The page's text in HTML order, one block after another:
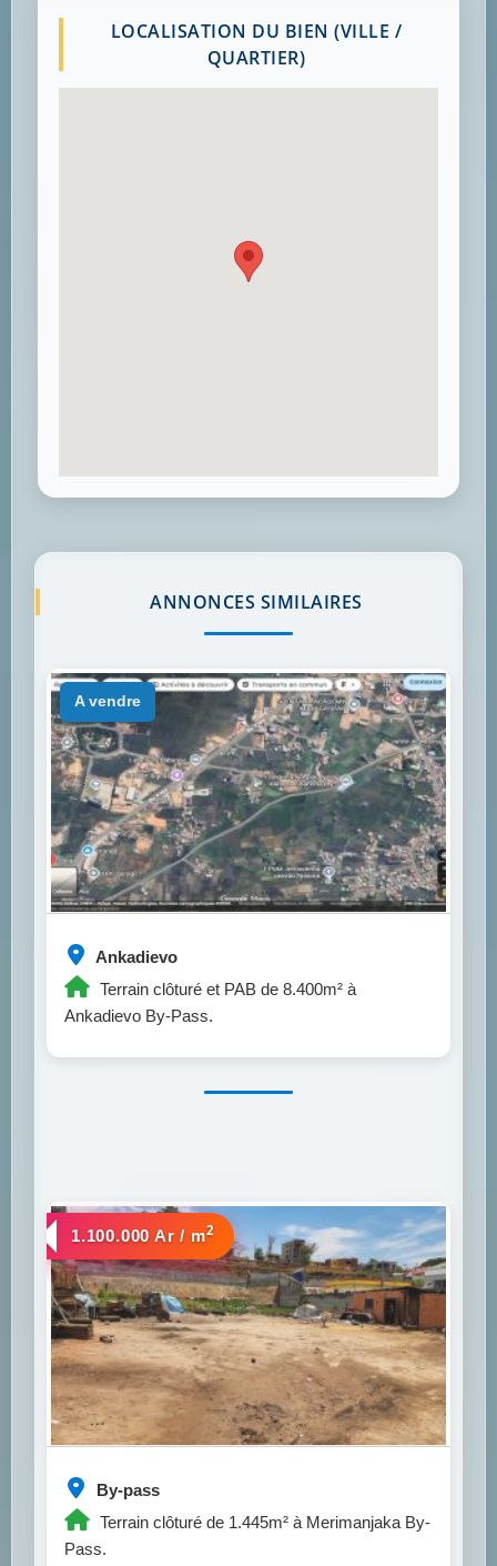
LOCALISATION DU BIEN (VILLE /
QUARTIER)
ANNONCES SIMILAIRES
Ankadievo
Terrain clôturé et PAB de 8.400m² à
Ankadievo By-Pass.
a vendre
By-pass
Terrain clôturé de 1.445m² à Merimanjaka By-
Pass.
a vendre
1.100.000 Ar / m2